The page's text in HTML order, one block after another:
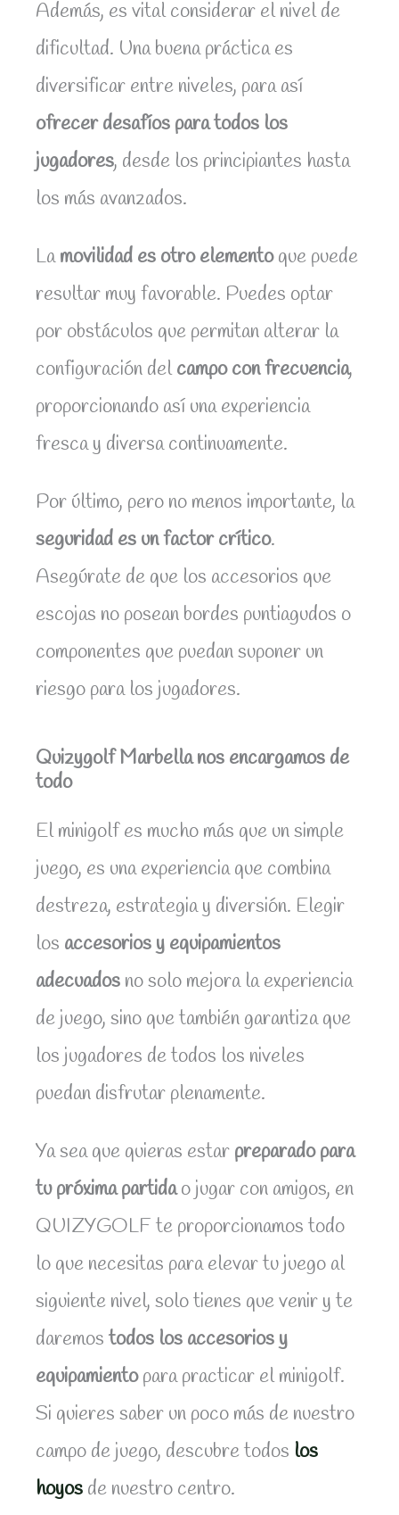
Además, es vital considerar el nivel de
dificultad. Una buena práctica es
diversificar entre niveles, para así
ofrecer desafíos para todos los
jugadores, desde los principiantes hasta
los más avanzados.
Lamovilidad es otro elementoque puede
resultar muy favorable. Puedes optar
por obstáculos que permitan alterar la
configuración delcampo con frecuencia,
proporcionando así una experiencia
fresca y diversa continuamente.
Por último, pero no menos importante, la
seguridad es un factor crítico.
Asegúrate de que los accesorios que
escojas no posean bordes puntiagudos o
componentes que puedan suponer un
riesgo para los jugadores.
Quizygolf Marbella nos encargamos de
todo
El minigolf es mucho más que un simple
juego, es una experiencia que combina
destreza, estrategia y diversión. Elegir
los accesorios y equipamientos
adecuados no solo mejora la experiencia
de juego, sino que también garantiza que
los jugadores de todos los niveles
puedan disfrutar plenamente.
Ya sea que quieras estar preparado para
tu próxima partidao jugar con amigos, en
QUIZYGOLF te proporcionamos todo
lo que necesitas para elevar tu juego al
siguiente nivel, solo tienes que venir y te
daremos todos los accesorios y
equipamientopara practicar el minigolf.
Si quieres saber un poco más de nuestro
campo de juego, descubre todos los
hoyos de nuestro centro.